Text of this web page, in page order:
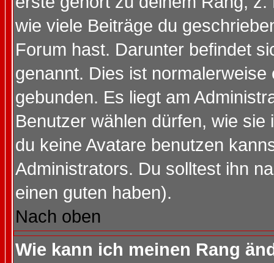
wie viele Beiträge du
Forum hast. Darunter befindet
genannt. Dies ist
gebunden. Es liegt am
Benutzer wählen dürfen, wie
du keine Avatare benutzen
Administrators. Du solltest ihn
einen guten haben).
Nach oben
Wie kann ich meinen Rang